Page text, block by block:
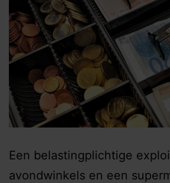
Een belastingplichtige
avondwinkels en een